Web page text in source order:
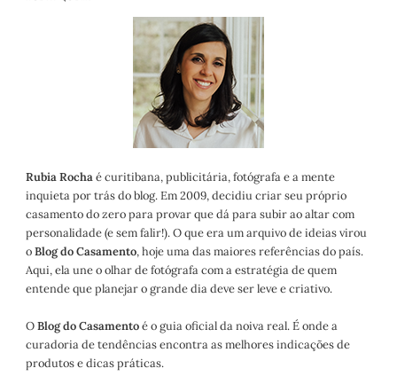
Rubia Rochaé curitibana, publicitária, fotógrafa e a mente
inquieta por trás do blog. Em 2009, decidiu criar seu próprio
casamento do zero para provar que dá para subir ao altar com
personalidade (e sem falir!). O que era um arquivo de ideias virou
oBlog do Casamento, hoje uma das maiores referências do país.
Aqui, ela une o olhar de fotógrafa com a estratégia de quem
entende que planejar o grande dia deve ser leve e criativo.
OBlog do Casamentoé o guia oficial da noiva real. É onde a
curadoria de tendências encontra as melhores indicações de
produtos e dicas práticas.